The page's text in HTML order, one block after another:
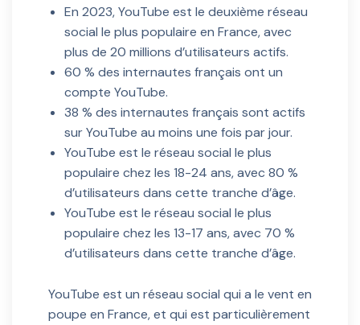
En 2023, YouTube est le deuxième réseau
social le plus populaire en France, avec
plus de 20 millions d’utilisateurs actifs.
60 % des internautes français ont un
compte YouTube.
38 % des internautes français sont actifs
sur YouTube au moins une fois par jour.
YouTube est le réseau social le plus
populaire chez les 18-24 ans, avec 80 %
d’utilisateurs dans cette tranche d’âge.
YouTube est le réseau social le plus
populaire chez les 13-17 ans, avec 70 %
d’utilisateurs dans cette tranche d’âge.
YouTube est un réseau social qui a le vent en
poupe en France, et qui est particulièrement